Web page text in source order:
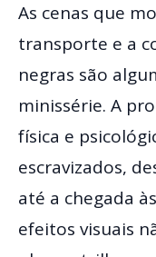
As cenas que
transporte e a
negras são
minissérie. A
física e
escravizados,
até a chegada
efeitos visuais